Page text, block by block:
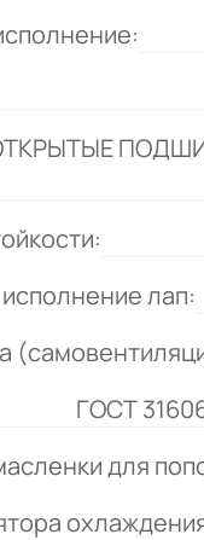
лап:
ГОСТ
для